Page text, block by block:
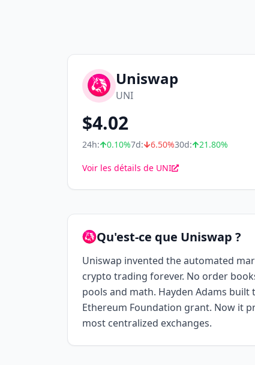
Uniswap
UNI
$4.02
24h: 0.10%7d: 6.50%30d: 21.80%
Voir les détails de UNI
Qu'est-ce que Uniswap ?
Uniswap invented the automated
crypto trading forever. No order
pools and math. Hayden Adams
Ethereum Foundation grant. Now it
most centralized exchanges.